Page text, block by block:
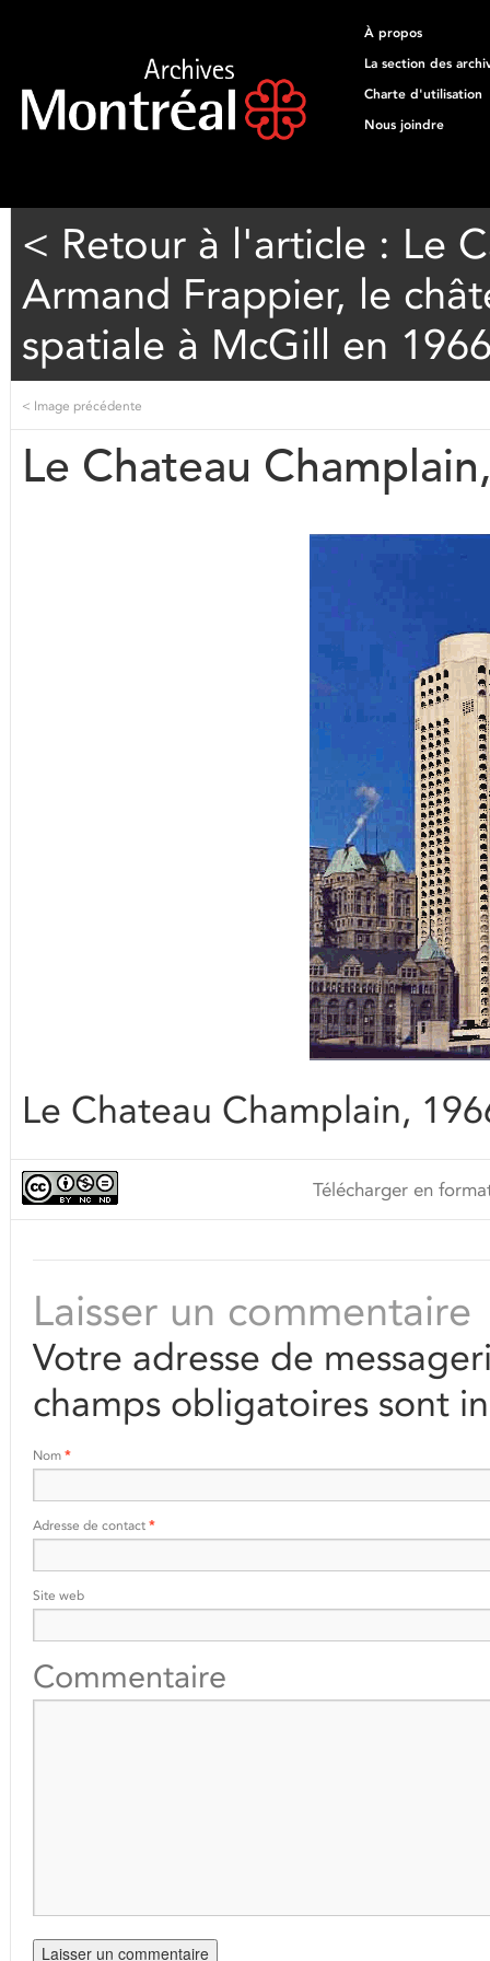
À propos
La section des
Charte d'utilisation
Nous joindre
< Retour à l'article : Le
Armand Frappier, le
spatiale à McGill en
< Image précédente
Le Chateau
Le Chateau Champlain,
Télécharger en
Laisser un commentaire
Votre adresse de
champs obligatoires sont
Nom *
Adresse de contact *
Site web
Commentaire